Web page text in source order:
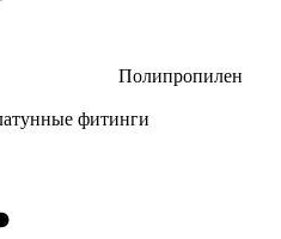
Полипропилен
фитинги